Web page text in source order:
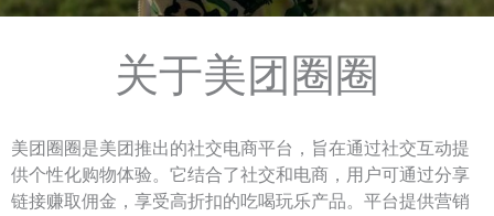
关于美团圈圈
美团圈圈是美团推出的社交电商平台，旨在通过社交互动提
供个性化购物体验。它结合了社交和电商，用户可通过分享
链接赚取佣金，享受高折扣的吃喝玩乐产品。平台提供营销